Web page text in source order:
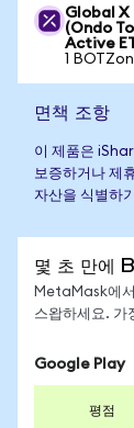
Global
(Ondo
Active
1
면책 조항
이 제품은
보증하거나 제
자산을 식별하
몇 초 만에
MetaMask에
스왑하세요. 가
Google Play
평점